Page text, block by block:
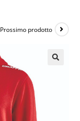
Prossimo prodotto